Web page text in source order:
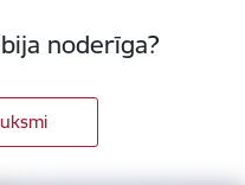
noderīga?